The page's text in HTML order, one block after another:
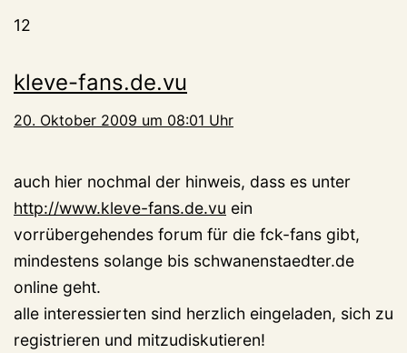
12
kleve-fans.de.vu
20. Oktober 2009 um 08:01 Uhr
auch hier nochmal der hinweis, dass es unter
http://www.kleve-fans.de.vu ein
vorrübergehendes forum für die fck-fans gibt,
mindestens solange bis schwanenstaedter.de
online geht.
alle interessierten sind herzlich eingeladen, sich zu
registrieren und mitzudiskutieren!